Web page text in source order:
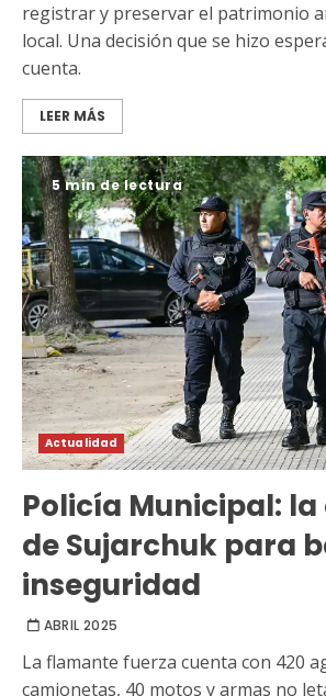
registrar y preservar el patrimonio
local. Una decisión que se hizo
cuenta.
LEER MÁS
5 min de lectura
Actualidad
Policía Municipal:
de Sujarchuk para
inseguridad
ABRIL 2025
La flamante fuerza cuenta con 420
camionetas, 40 motos y armas no